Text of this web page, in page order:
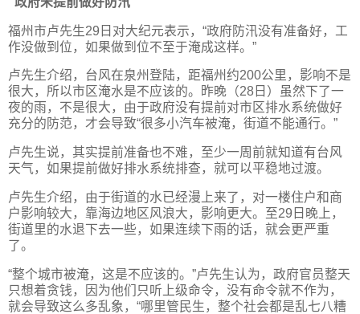
福州市卢先生29日对大纪元表示，“政府防汛没有准备好，工
作没做到位，如果做到位不至于淹成这样。”
卢先生介绍，台风在泉州登陆，距福州约200公里，影响不是
很大，所以市区淹水是不应该的。昨晚（28日）虽然下了一
夜的雨，不是很大，由于政府没有提前对市区排水系统做好
充分的防范，才会导致“很多小汽车被淹，街道不能通行。”
卢先生说，其实提前准备也不难，至少一周前就知道有台风
天气，如果提前做好排水系统排查，就可以平稳地过渡。
卢先生介绍，由于街道的水已经漫上来了，对一楼住户和商
户影响较大，靠海边地区风浪大，影响更大。至29日晚上，
街道里的水退下去一些，如果连续下雨的话，就会更严重
了。
“整个城市被淹，这是不应该的。”卢先生认为，政府官员整天
只想着贪钱，因为他们只听上级命令，没有命令就不作为，
就会导致这么多乱象，“哪里管民生，整个社会都是乱七八糟